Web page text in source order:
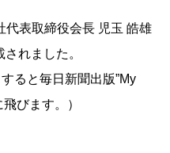
代表取締役会長 児玉 皓雄
れました。
ると毎日新聞出版”My
びます。）